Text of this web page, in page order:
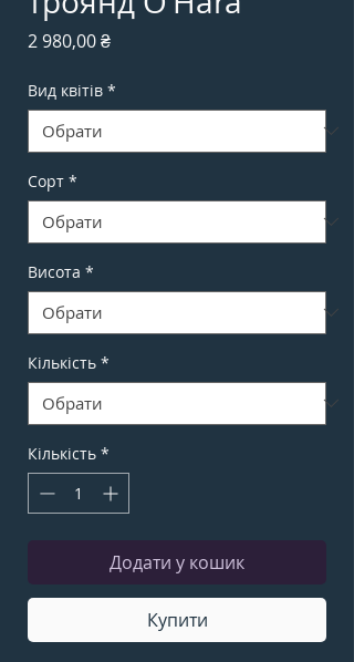
2 980,00 ₴Ціна
Вид квітів *
Сорт *
Висота *
Кількість *
Кількість *
Додати у кошик
Купити